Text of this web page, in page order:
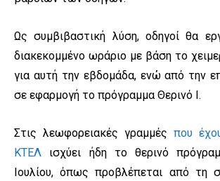
Ως συμβιβαστική λύση, οδηγοί θα
διακεκομμένο ωράριο με βάση το
για αυτή την εβδομάδα, ενώ από την
σε εφαρμογή το πρόγραμμα Θερινό Ι.
Στις λεωφορειακές γραμμές που
ΚΤΕΛ ισχύει ήδη το θερινό
Ιουλίου, όπως προβλέπεται από τη